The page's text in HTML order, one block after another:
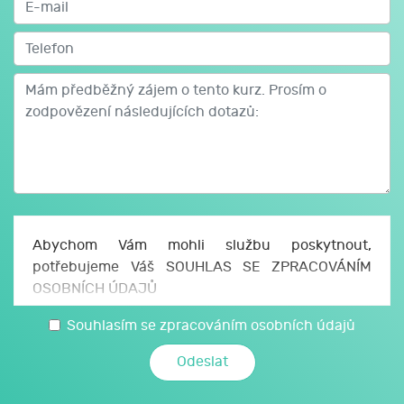
Nabyté znalosti a dovednosti:
Kurz Vám umožní získat základní znalosti o pěstování
révy v podmínkách ČR. Získáte přehled o druzích
a odrůdách révy, o stavbě révového keře, řezu a vedení,
včetně základních chorob a škůdců. Teoretická výuka
Abychom Vám mohli službu poskytnout,
potřebujeme Váš SOUHLAS SE ZPRACOVÁNÍM
OSOBNÍCH ÚDAJŮ
Uděluji JCMM, z. s. p. o., sídlo Česká 166/11, 602
00 Brno, IČO: 750 64 707 (JCMM) souhlas se
zpracováním svých osobních a citlivých údajů,
Souhlasím se zpracováním osobních údajů